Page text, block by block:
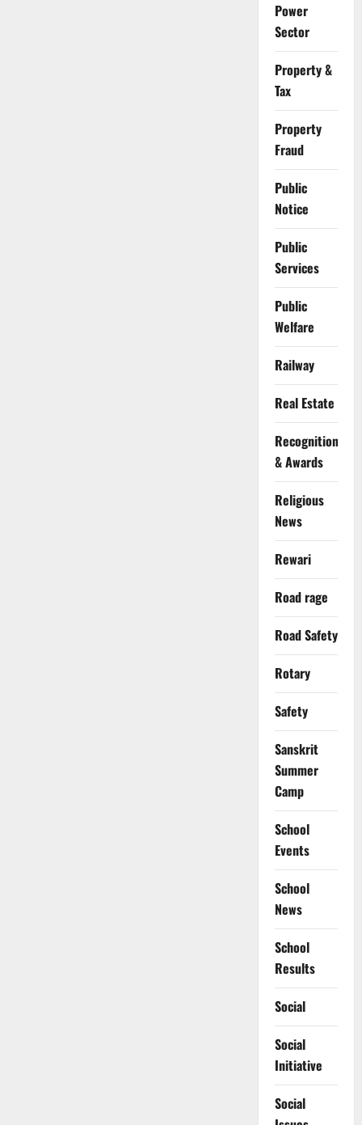
Power
Sector
Property &
Tax
Property
Fraud
Public
Notice
Public
Services
Public
Welfare
Railway
Real Estate
Recognition
& Awards
Religious
News
Rewari
Road rage
Road Safety
Rotary
Safety
Sanskrit
Summer
Camp
School
Events
School
News
School
Results
Social
Social
Initiative
Social